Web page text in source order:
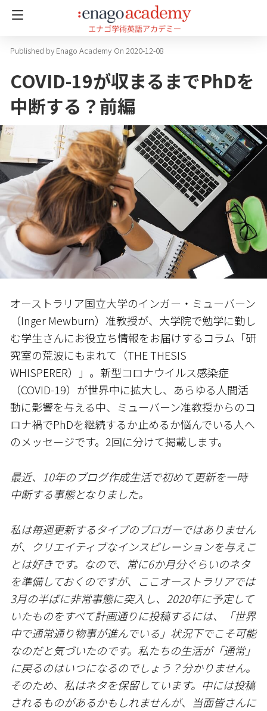
Enago Academy On 2020-12-08
COVID-19が収まるまでPhDを
中断する？前編
オーストラリア国立大学のインガー・ミューバーン
（Inger Mewburn）准教授が、大学院で勉学に勤し
む学生さんにお役立ち情報をお届けするコラム「研
究室の荒波にもまれて（THE THESIS
WHISPERER）」。新型コロナウイルス感染症
（COVID-19）が世界中に拡大し、あらゆる人間活
動に影響を与える中、ミューバーン准教授からのコ
ロナ禍でPhDを継続するか止めるか悩んでいる人へ
のメッセージです。2回に分けて掲載します。
最近、10年のブログ作成生活で初めて更新を一時
中断する事態となりました。
私は毎週更新するタイプのブロガーではありません
が、クリエイティブなインスピレーションを与えこ
とは好きです。なので、常に6か月分ぐらいのネタ
を準備しておくのですが、ここオーストラリアでは
3月の半ばに非常事態に突入し、2020年に予定して
いたものをすべて計画通りに投稿するには、「世界
中で通常通り物事が進んでいる」状況下でこそ可能
なのだと気づいたのです。私たちの生活が「通常」
に戻るのはいつになるのでしょう？分かりません。
そのため、私はネタを保留しています。中には投稿
されるものがあるかもしれませんが、当面皆さんに